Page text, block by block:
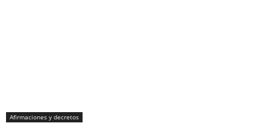
Afirmaciones y decretos